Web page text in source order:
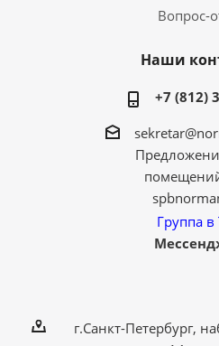
Вопрос-
Наши
+7 (812)
Группа в
г.Санкт-Петербург,